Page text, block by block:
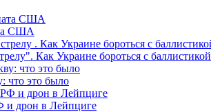
США
Как Украине бороться с баллистикой
что это было
и дрон в Лейпциге